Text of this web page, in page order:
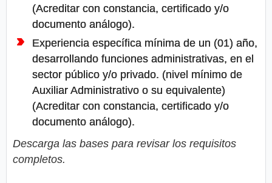
(Acreditar con constancia, certificado y/o
documento análogo).
Experiencia específica mínima de un (01) año,
desarrollando funciones administrativas, en el
sector público y/o privado. (nivel mínimo de
Auxiliar Administrativo o su equivalente)
(Acreditar con constancia, certificado y/o
documento análogo).
Descarga las bases para revisar los requisitos
completos.